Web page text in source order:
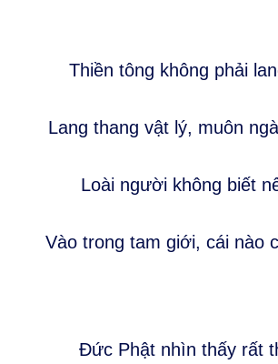
Thiền tông không phải
Lang thang vật lý, muôn
Loài người không biết
Vào trong tam giới, cái nào
Đức Phật nhìn thấy rất